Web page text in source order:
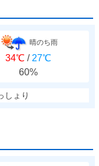
晴のち雨
34℃ / 27℃
60%
しょり